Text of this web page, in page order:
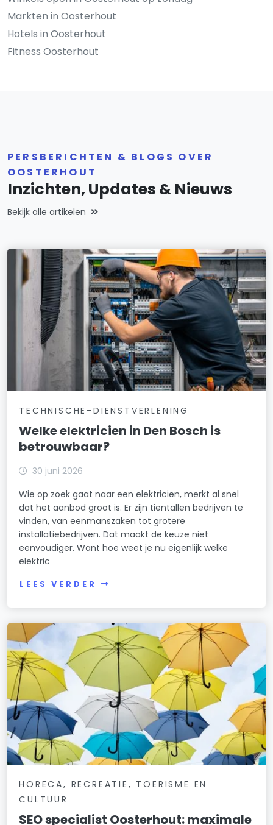
Markten in Oosterhout
Hotels in Oosterhout
Fitness Oosterhout
PERSBERICHTEN & BLOGS OVER
OOSTERHOUT
Inzichten, Updates & Nieuws
Bekijk alle artikelen
TECHNISCHE-DIENSTVERLENING
Welke elektricien in Den Bosch is
betrouwbaar?
30 juni 2026
Wie op zoek gaat naar een elektricien, merkt al snel
dat het aanbod groot is. Er zijn tientallen bedrijven te
vinden, van eenmanszaken tot grotere
installatiebedrijven. Dat maakt de keuze niet
eenvoudiger. Want hoe weet je nu eigenlijk welke
elektric
LEES VERDER
HORECA, RECREATIE, TOERISME EN
CULTUUR
SEO specialist Oosterhout: maximale